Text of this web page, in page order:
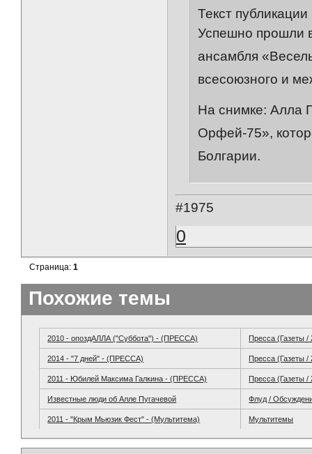
Текст публикации
Успешно прошли
ансамбля
всесоюзного и
На снимке: Алла
Орфей-75»,
Болгарии.
#1975
0
Страница:1
Похожие темы
2010 - опоздАЛЛА ("Суббота") - (ПРЕССА) Пресса (Газеты
2014 - "7 дней" - (ПРЕССА) Пресса (Газеты
2011 - Юбилей Максима Галкина - (ПРЕССА) Пресса (Газеты
Известные люди об Алле Пугачевой Флуд /
2011 - "Крым Мьюзик Фест" - (Мультитема) Мультитемы